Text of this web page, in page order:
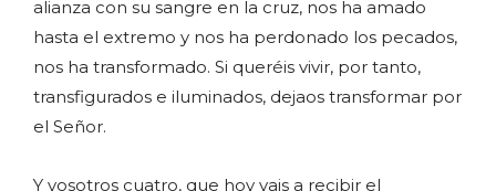
alianza con su sangre en la cruz, nos ha amado
hasta el extremo y nos ha perdonado los pecados,
nos ha transformado. Si queréis vivir, por tanto,
transfigurados e iluminados, dejaos transformar por
el Señor.
Y vosotros cuatro, que hoy vais a recibir el